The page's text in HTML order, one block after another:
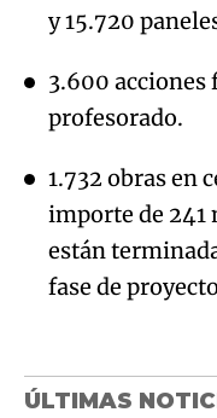
y 15.720
3.600 acciones
profesorado.
1.732 obras en
importe de 241
están
fase de
ÚLTIMAS